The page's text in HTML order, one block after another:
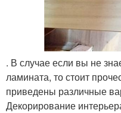
. В случае если вы не
ламината, то стоит
приведены различные
Декорирование